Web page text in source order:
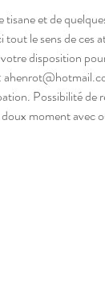
et de
le sens de ces
disposition
Possibilité de
moment avec